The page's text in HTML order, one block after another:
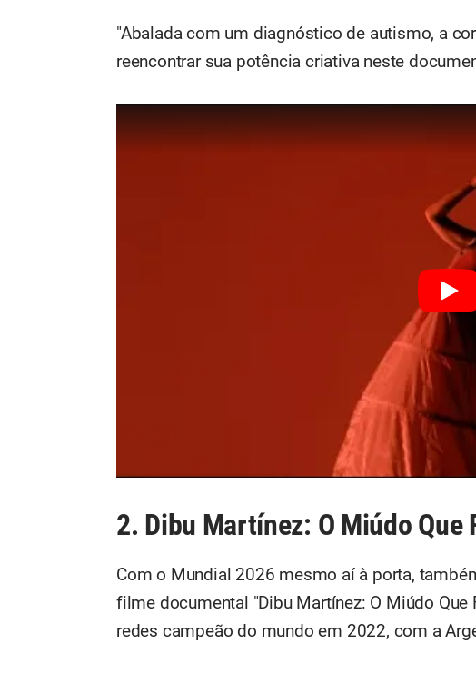
"Abalada com um diagnóstico de autismo, a
reencontrar sua potência criativa neste
2. Dibu Martínez: O Miúdo Que
Com o Mundial 2026 mesmo aí à porta,
filme documental "Dibu Martínez: O Miúdo Que
redes campeão do mundo em 2022, com a